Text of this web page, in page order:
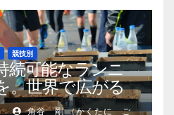
競技別
続可能なランニ
。世界で広がる
角谷 剛 （かくたに ご